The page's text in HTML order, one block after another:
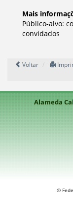
Mais
Público-alvo:
convidados
Voltar
Alameda
©